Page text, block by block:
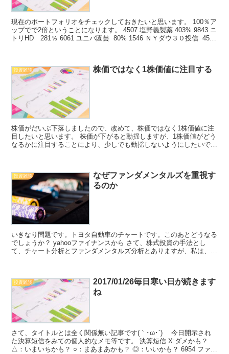
現在のポートフォリオをチェックしておきたいと思います。 100％ア
ップでで2倍ということになります。 4507 塩野義製薬 403% 9843 ニ
トリHD 281％ 6061 ユニバ園芸 80% 1546 ＮＹダウ３０投信 45%
投資雑談 株価ではなく1株価値に注目する
株価がだいぶ下落しましたので、改めて、株価ではなく1株価値に注
目したいと思います。 株価が下がると動揺しますが、1株価値がどう
なるかに注目することにより、少しでも動揺しないようにしたいで
投資雑談
なぜファンダメンタルズを重視す
るのか
いきなり問題です。トヨタ自動車のチャートです。このあとどうなる
でしょうか？ yahooファイナンスから さて、株式投資の手法とし
て、チャート分析とファンダメンタルズ分析とありますが、私は、フ
投資雑談
2017/01/26毎日寒い日が続きます
ね
さて、タイトルとは全く関係無い記事です(｀･ω･´)ゞ 今日開示され
た決算短信をみての個人的なメモ等です。 決算短信 X:ダメかも？
△：いまいちかも？ ○：まあまあかも？ ◎：いいかも？ 6954 ファナ